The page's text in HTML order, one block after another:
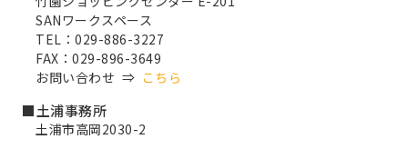
SANワークスペース
TEL：029-886-3227
FAX：029-896-3649
お問い合わせ ⇒ こちら
■土浦事務所
土浦市高岡2030-2